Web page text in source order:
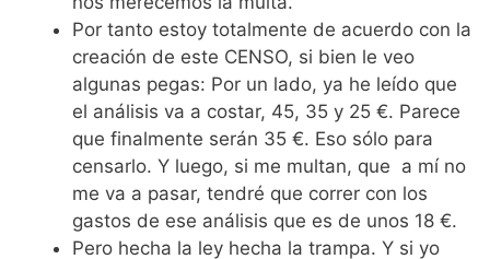
Por tanto estoy totalmente de acuerdo con la
creación de este CENSO, si bien le veo
algunas pegas: Por un lado, ya he leído que
el análisis va a costar, 45, 35 y 25 €. Parece
que finalmente serán 35 €. Eso sólo para
censarlo. Y luego, si me multan, que a mí no
me va a pasar, tendré que correr con los
gastos de ese análisis que es de unos 18 €.
Pero hecha la ley hecha la trampa. Y si yo